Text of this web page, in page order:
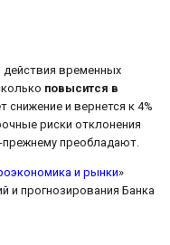
временных
повысится в
снижение и вернется к 4%
риски отклонения
прежнему преобладают.
и рынки»
и прогнозирования Банка